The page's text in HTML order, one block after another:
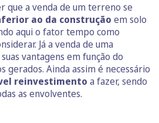
que a venda de um terreno se
ao da construção em solo
aqui o fator tempo como
Já a venda de uma
vantagens em função do
gerados. Ainda assim é necessário
reinvestimento a fazer, sendo
as envolventes.